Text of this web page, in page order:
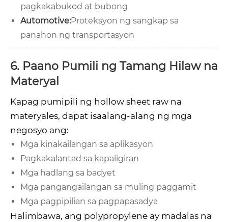
pagkakabukod at bubong
Automotive:Proteksyon ng sangkap sa
panahon ng transportasyon
6. Paano Pumili ng Tamang Hilaw na
Materyal
Kapag pumipili ng hollow sheet raw na
materyales, dapat isaalang-alang ng mga
negosyo ang:
Mga kinakailangan sa aplikasyon
Pagkakalantad sa kapaligiran
Mga hadlang sa badyet
Mga pangangailangan sa muling paggamit
Mga pagpipilian sa pagpapasadya
Halimbawa, ang polypropylene ay madalas na